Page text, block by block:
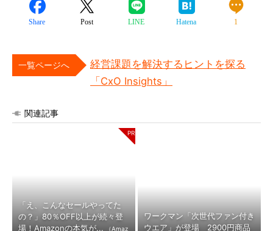
Share Post LINE Hatena 1
一覧ページへ
経営課題を解決するヒントを探る
「CxO Insights」
関連記事
「え、こんなセールやってた
の？」80％OFF以上が続々登
場！Amazonの本気が...
（Amaz
ワークマン「次世代ファン付き
ウエア」が登場 2900円商品